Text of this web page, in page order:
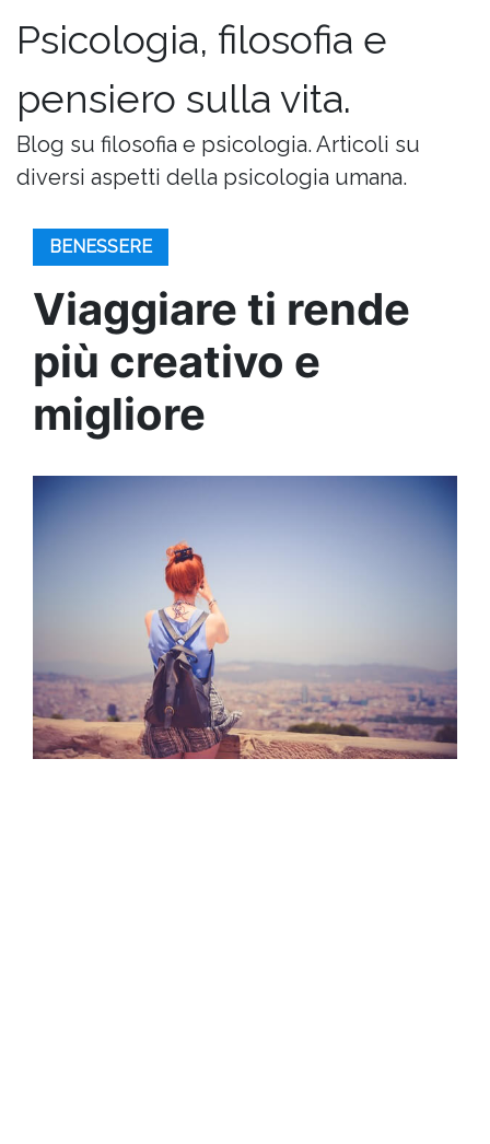
Psicologia, filosofia e
pensiero sulla vita.
Blog su filosofia e psicologia. Articoli su
diversi aspetti della psicologia umana.
BENESSERE
Viaggiare ti rende
più creativo e
migliore